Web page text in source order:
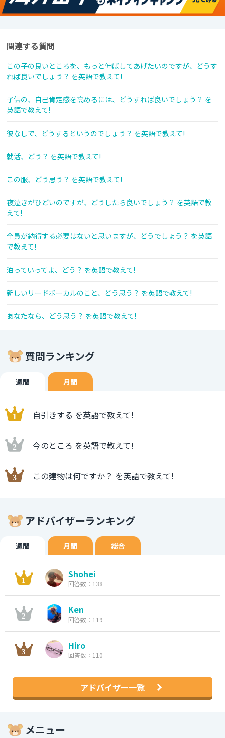
関連する質問
この子の良いところを、もっと伸ばしてあげたいのですが、どうす
れば良いでしょう？ を英語で教えて!
子供の、自己肯定感を高めるには、どうすれば良いでしょう？ を
英語で教えて!
彼なしで、どうするというのでしょう？ を英語で教えて!
就活、どう？ を英語で教えて!
この服、どう思う？ を英語で教えて!
夜泣きがひどいのですが、どうしたら良いでしょう？ を英語で教
えて!
全員が納得する必要はないと思いますが、どうでしょう？ を英語
で教えて!
泊っていってよ、どう？ を英語で教えて!
新しいリードボーカルのこと、どう思う？ を英語で教えて!
あなたなら、どう思う？ を英語で教えて!
質問ランキング
週間 月間
自引きする を英語で教えて!
今のところ を英語で教えて!
この建物は何ですか？ を英語で教えて!
アドバイザーランキング
週間 月間 総合
Shohei
回答数：138
Ken
回答数：119
Hiro
回答数：110
アドバイザー一覧
メニュー